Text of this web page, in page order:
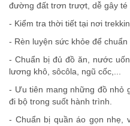
đường đất trơn trượt, dễ gây té
- Kiểm tra thời tiết tại nơi
- Rèn luyện sức khỏe để
- Chuẩn bị đủ đồ ăn, nước
lương khô, sôcôla, ngũ cốc,...
- Ưu tiên mang những đồ nhỏ
đi bộ trong suốt hành trình.
- Chuẩn bị quần áo gọn nhẹ,